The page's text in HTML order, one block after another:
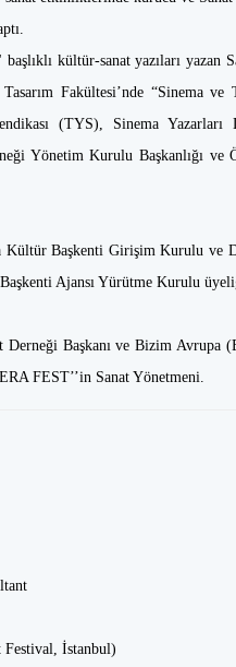
kültür-sanat yazıları
Fakültesi’nde “Sinema
(TYS), Sinema
Yönetim Kurulu Başkanlığı ve
Kültür Başkenti Girişim Kurulu ve
Ajansı Yürütme Kurulu
Derneği Başkanı ve Bizim Avrupa
FEST’’in Sanat Yönetmeni.
İstanbul)